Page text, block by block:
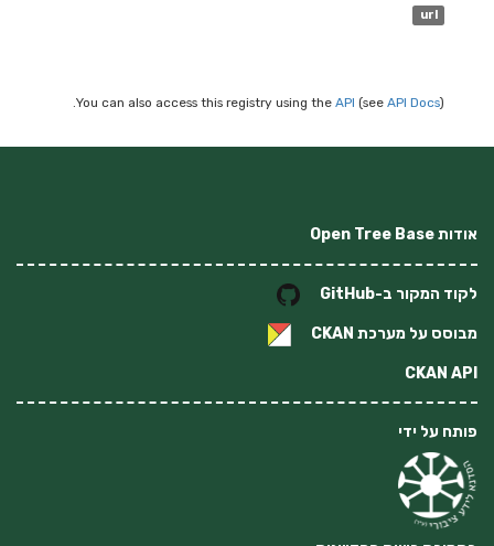
url
You can also access this registry using the API (see API Docs).
אודות Open Tree Base
לקוד המקור ב-GitHub
מבוסס על מערכת CKAN
CKAN API
פותח על ידי